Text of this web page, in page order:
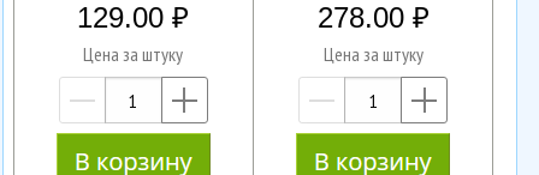
129.00
Цена за штуку
—
278.00
Цена за штуку
—